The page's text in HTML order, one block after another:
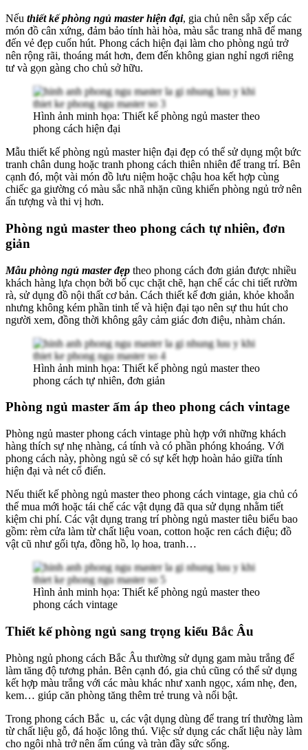
Nếu thiết kế phòng ngủ master hiện đại, gia chủ nên sắp xếp các
món đồ cân xứng, đảm bảo tính hài hòa, màu sắc trang nhã để mang
đến vẻ đẹp cuốn hút. Phong cách hiện đại làm cho phòng ngủ trở
nên rộng rãi, thoáng mát hơn, đem đến không gian nghỉ ngơi riêng
tư và gọn gàng cho chủ sở hữu.
Hình ảnh minh họa: Thiết kế phòng ngủ master theo
phong cách hiện đại
Mẫu thiết kế phòng ngủ master hiện đại đẹp có thể sử dụng một bức
tranh chân dung hoặc tranh phong cách thiên nhiên để trang trí. Bên
cạnh đó, một vài món đồ lưu niệm hoặc chậu hoa kết hợp cùng
chiếc ga giường có màu sắc nhã nhặn cũng khiến phòng ngủ trở nên
ấn tượng và thi vị hơn.
Phòng ngủ master theo phong cách tự nhiên, đơn
giản
Mẫu phòng ngủ master đẹp theo phong cách đơn giản được nhiều
khách hàng lựa chọn bởi bố cục chặt chẽ, hạn chế các chi tiết rườm
rà, sử dụng đồ nội thất cơ bản. Cách thiết kế đơn giản, khỏe khoắn
nhưng không kém phần tinh tế và hiện đại tạo nên sự thu hút cho
người xem, đồng thời không gây cảm giác đơn điệu, nhàm chán.
Hình ảnh minh họa: Thiết kế phòng ngủ master theo
phong cách tự nhiên, đơn giản
Phòng ngủ master ấm áp theo phong cách vintage
Phòng ngủ master phong cách vintage phù hợp với những khách
hàng thích sự nhẹ nhàng, cá tính và có phần phóng khoáng. Với
phong cách này, phòng ngủ sẽ có sự kết hợp hoàn hảo giữa tính
hiện đại và nét cổ điển.
Nếu thiết kế phòng ngủ master theo phong cách vintage, gia chủ có
thể mua mới hoặc tái chế các vật dụng đã qua sử dụng nhằm tiết
kiệm chi phí. Các vật dụng trang trí phòng ngủ master tiêu biểu bao
gồm: rèm cửa làm từ chất liệu voan, cotton hoặc ren cách điệu; đồ
vật cũ như gối tựa, đồng hồ, lọ hoa, tranh…
Hình ảnh minh họa: Thiết kế phòng ngủ master theo
phong cách vintage
Thiết kế phòng ngủ sang trọng kiểu Bắc Âu
Phòng ngủ phong cách Bắc Âu thường sử dụng gam màu trắng để
làm tăng độ tương phản. Bên cạnh đó, gia chủ cũng có thể sử dụng
kết hợp màu trắng với các màu khác như xanh ngọc, xám nhẹ, đen,
kem… giúp căn phòng tăng thêm trẻ trung và nổi bật.
Trong phong cách Bắc u, các vật dụng dùng để trang trí thường làm
từ chất liệu gỗ, đá hoặc lông thú. Việc sử dụng các chất liệu này làm
cho ngôi nhà trở nên ấm cúng và tràn đầy sức sống.